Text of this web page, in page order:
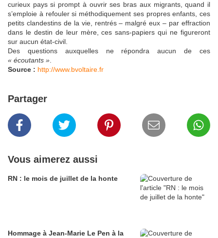
curieux pays si prompt à ouvrir ses bras aux migrants, quand il
s’emploie à refouler si méthodiquement ses propres enfants, ces
petits clandestins de la vie, rentrés – malgré eux – par effraction
dans le destin de leur mère, ces sans-papiers qui ne figureront
sur aucun état-civil.
Des questions auxquelles ne répondra aucun de ces
« écoutants »
Source : http://www.bvoltaire.fr
Partager
Vous aimerez aussi
RN : le mois de juillet de la honte
Hommage à Jean-Marie Le Pen à la